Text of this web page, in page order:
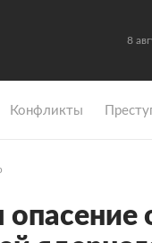
8
Конфликты
опасение